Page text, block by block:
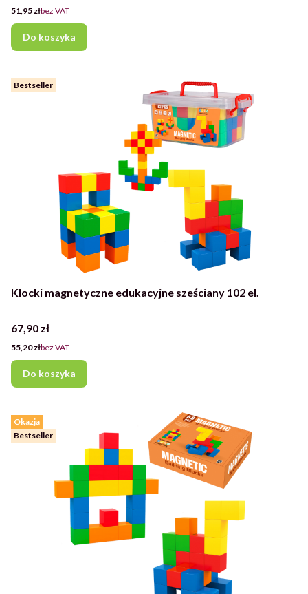
Cena
51,95 złbez VAT
Do koszyka
Bestseller
Klocki magnetyczne edukacyjne sześciany 102 el.
Cena
67,90 zł
Cena
55,20 złbez VAT
Do koszyka
Okazja
Bestseller